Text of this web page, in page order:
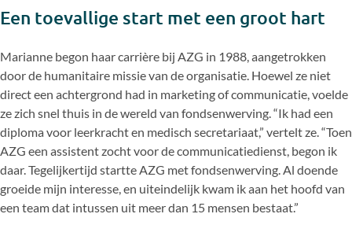
Een toevallige start met een groot hart
Marianne begon haar carrière bij AZG in 1988, aangetrokken
door de humanitaire missie van de organisatie. Hoewel ze niet
direct een achtergrond had in marketing of communicatie, voelde
ze zich snel thuis in de wereld van fondsenwerving. “Ik had een
diploma voor leerkracht en medisch secretariaat,” vertelt ze. “Toen
AZG een assistent zocht voor de communicatiedienst, begon ik
daar. Tegelijkertijd startte AZG met fondsenwerving. Al doende
groeide mijn interesse, en uiteindelijk kwam ik aan het hoofd van
een team dat intussen uit meer dan 15 mensen bestaat.”